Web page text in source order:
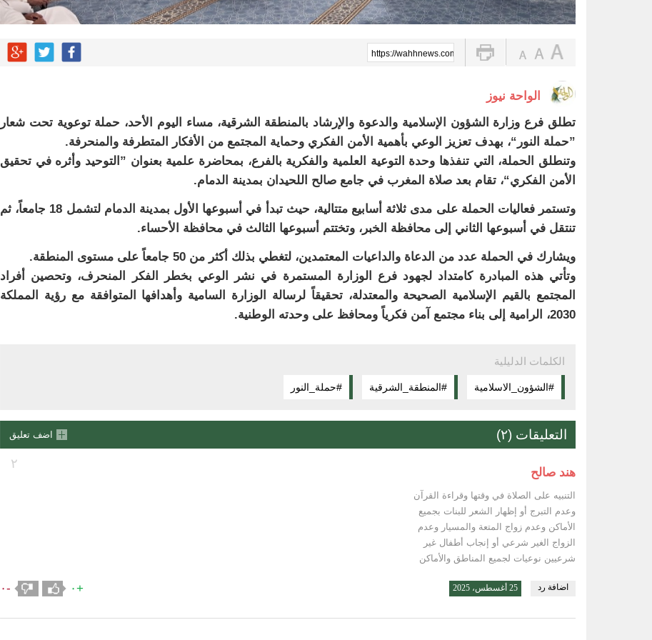
https://wahhnews.com/?p=84985
الواحة نيوز
تطلق فرع وزارة الشؤون الإسلامية والدعوة والإرشاد بالمنطقة الشرقية، مساء اليوم الأحد، حملة توعوية تحت شعار
”حملة النور“، بهدف تعزيز الوعي بأهمية الأمن الفكري وحماية المجتمع من الأفكار المتطرفة والمنحرفة.
وتنطلق الحملة، التي تنفذها وحدة التوعية العلمية والفكرية بالفرع، بمحاضرة علمية بعنوان ”التوحيد وأثره في تحقيق
الأمن الفكري“، تقام بعد صلاة المغرب في جامع صالح اللحيدان بمدينة الدمام.
وتستمر فعاليات الحملة على مدى ثلاثة أسابيع متتالية، حيث تبدأ في أسبوعها الأول بمدينة الدمام لتشمل 18 جامعاً، ثم
تنتقل في أسبوعها الثاني إلى محافظة الخبر، وتختتم أسبوعها الثالث في محافظة الأحساء.
ويشارك في الحملة عدد من الدعاة والداعيات المعتمدين، لتغطي بذلك أكثر من 50 جامعاً على مستوى المنطقة.
وتأتي هذه المبادرة كامتداد لجهود فرع الوزارة المستمرة في نشر الوعي بخطر الفكر المنحرف، وتحصين أفراد
المجتمع بالقيم الإسلامية الصحيحة والمعتدلة، تحقيقاً لرسالة الوزارة السامية وأهدافها المتوافقة مع رؤية المملكة
2030، الرامية إلى بناء مجتمع آمن فكرياً ومحافظ على وحدته الوطنية.
الكلمات الدليلية
#الشؤون_الاسلامية #المنطقة_الشرقية #حملة_النور
التعليقات (٢) اضف تعليق
٢
هند صالح
التنبيه على الصلاة في وقتها وقراءة القرآن
وعدم التبرج أو إظهار الشعر للبنات بجميع
الأماكن وعدم زواج المتعة والمسيار وعدم
الزواج الغير شرعي أو إنجاب أطفال غير
شرعيين نوعيات لجميع المناطق والأماكن
اضافة رد 25 أغسطس، 2025 +٠ -٠